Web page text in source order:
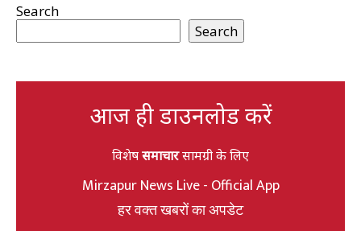
Search
Search
आज ही डाउनलोड करें
विशेषसमाचारसामग्री के लिए
Mirzapur News Live - Official App
हर वक्त खबरों का अपडेट